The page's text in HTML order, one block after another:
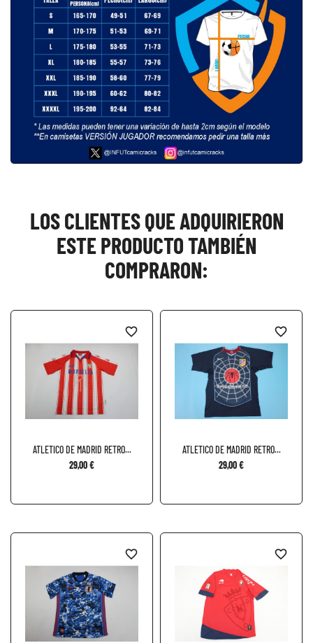
LOS CLIENTES QUE ADQUIRIERON
ESTE PRODUCTO TAMBIÉN
COMPRARON:
ATLETICO DE MADRID RETRO...
29,00 €
favorite_border
ATLETICO DE MADRID RETRO...
29,00 €
favorite_border
favorite_border favorite_border